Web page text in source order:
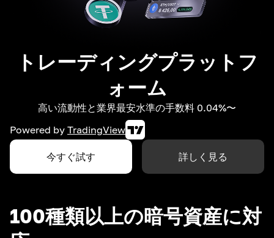
トレーディングプラットフ
ォーム
高い流動性と業界最安水準の手数料 0.04%〜
Powered by TradingView
今すぐ試す 詳しく見る
100種類以上の暗号資産に対